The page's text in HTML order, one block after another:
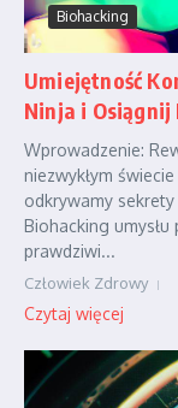
Biohacking
Umiejętność
Ninja i Osiągnij
Wprowadzenie:
niezwykłym
odkrywamy
Biohacking
prawdziwi...
Człowiek Zdrowy
Czytaj więcej